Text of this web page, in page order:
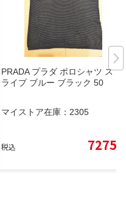
PRADA プラダ ポロシャツ スト
ライプ ブルー ブラック 50
マイストア在庫： 2305
税込 7275